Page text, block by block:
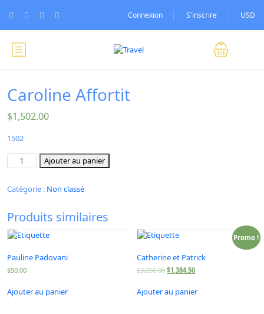
Connexion S'inscrire USD
Caroline Affortit
$1,502.00
1502
Ajouter au panier
Catégorie : Non classé
Produits similaires
Pauline Padovani
$50.00
Ajouter au panier
Promo !
Catherine et Patrick
$3,256.00 $1,384.50
Ajouter au panier